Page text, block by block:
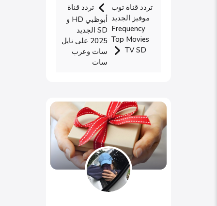
تردد قناة
أبوظبي HD و
SD الجديد
2025 على نايل
سات وعرب
سات
تردد قناة توب
موفيز الجديد
Frequency
Top Movies
TV SD